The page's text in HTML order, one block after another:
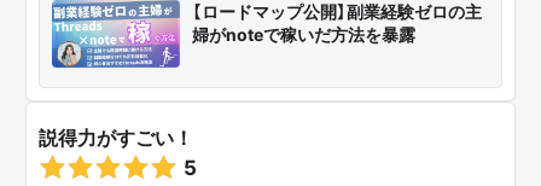
【ロードマップ公開】副業経験ゼロの主
婦がnoteで稼いだ方法を暴露
説得力がすごい！
5